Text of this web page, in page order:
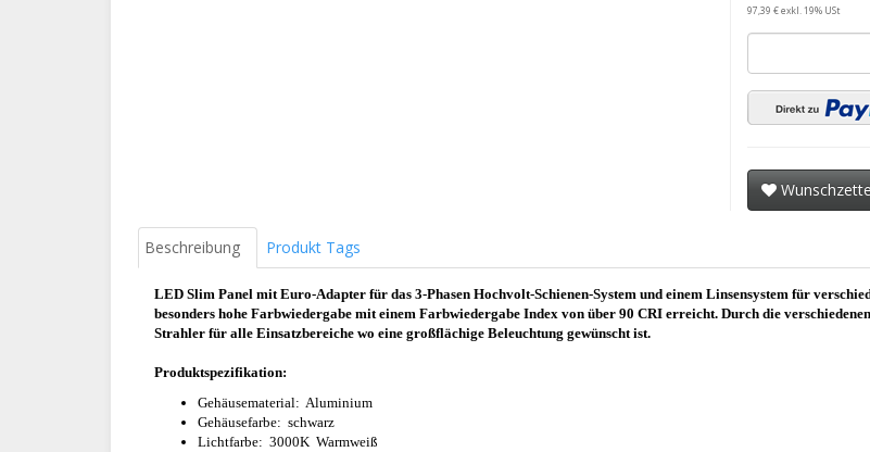
97,39 € exkl. 19% USt
Beschreibung Produkt Tags
LED Slim Panel mit Euro-Adapter für das 3-Phasen Hochvolt-Schienen-System und einem Linsensystem für
besonders hohe Farbwiedergabe mit einem Farbwiedergabe Index von über 90 CRI erreicht. Durch die
Strahler für alle Einsatzbereiche wo eine großflächige Beleuchtung gewünscht ist.
Produktspezifikation:
Gehäusematerial: Aluminium
Gehäusefarbe: schwarz
Lichtfarbe: 3000K Warmweiß